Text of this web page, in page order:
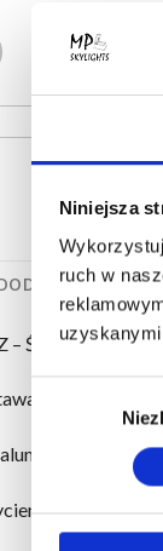
Niniejsza
ruch w
– ŚWIETLIK
PCV prosta
z